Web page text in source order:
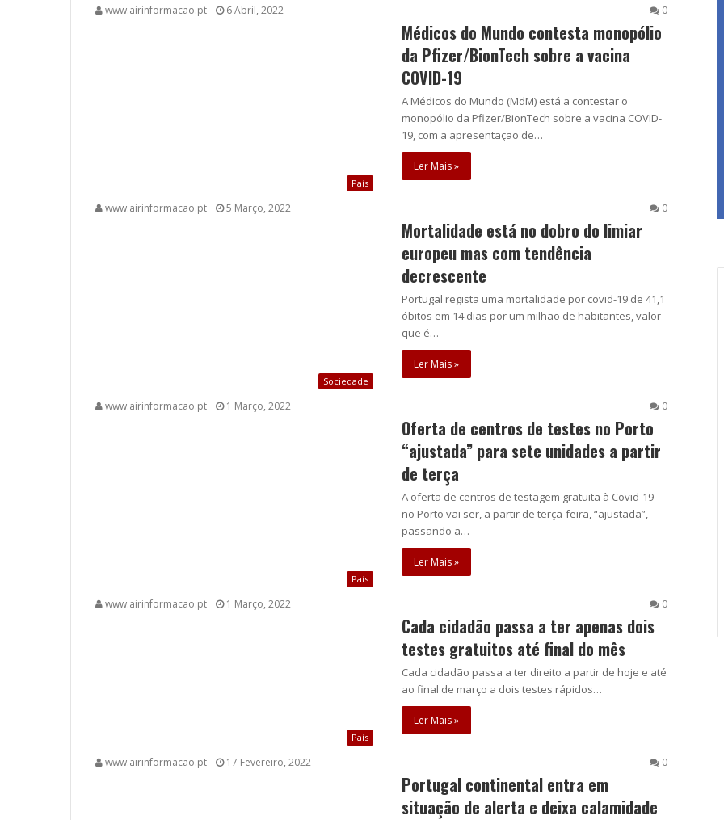
www.airinformacao.pt 6 Abril, 2022 0
Médicos do Mundo contesta monopólio
da Pfizer/BionTech sobre a vacina
COVID-19
A Médicos do Mundo (MdM) está a contestar o
monopólio da Pfizer/BionTech sobre a vacina COVID-
19, com a apresentação de…
Ler Mais »
País
www.airinformacao.pt 5 Março, 2022 0
Mortalidade está no dobro do limiar
europeu mas com tendência
decrescente
Portugal regista uma mortalidade por covid-19 de 41,1
óbitos em 14 dias por um milhão de habitantes, valor
que é…
Ler Mais »
Sociedade
www.airinformacao.pt 1 Março, 2022 0
Oferta de centros de testes no Porto
“ajustada” para sete unidades a partir
de terça
A oferta de centros de testagem gratuita à Covid-19
no Porto vai ser, a partir de terça-feira, “ajustada”,
passando a…
Ler Mais »
País
www.airinformacao.pt 1 Março, 2022 0
Cada cidadão passa a ter apenas dois
testes gratuitos até final do mês
Cada cidadão passa a ter direito a partir de hoje e até
ao final de março a dois testes rápidos…
Ler Mais »
País
www.airinformacao.pt 17 Fevereiro, 2022 0
Portugal continental entra em
situação de alerta e deixa calamidade